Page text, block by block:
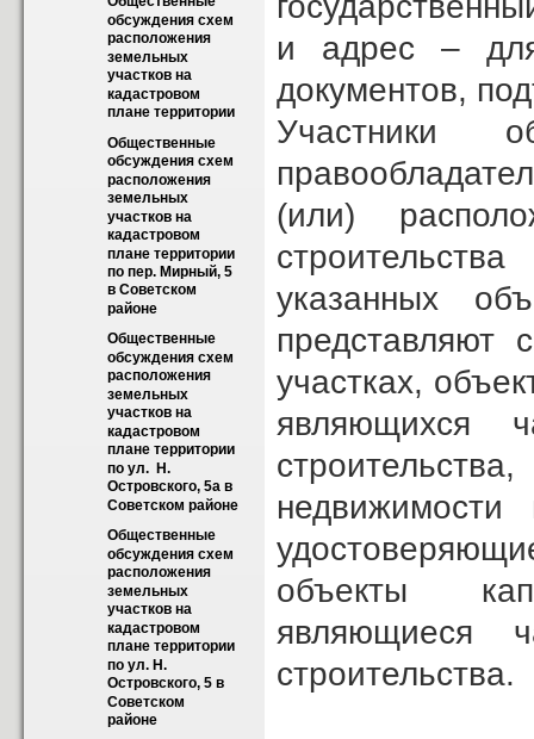
обсуждения схем
расположения
земельных
участков на
кадастровом
плане территории
Общественные
обсуждения схем
расположения
земельных
участков на
кадастровом
плане территории
по пер. Мирный, 5
в Советском
районе
Общественные
обсуждения схем
расположения
земельных
участков на
кадастровом
плане территории
по ул.  Н.
Островского, 5а в
Советском районе
Общественные
обсуждения схем
расположения
земельных
участков на
кадастровом
плане территории
по ул. Н.
Островского, 5 в
Советском
районе
и адрес –
документов,
Участники
(или)
указанных
представляют
участках,
являющихся
объекты
являющиеся
строительства.